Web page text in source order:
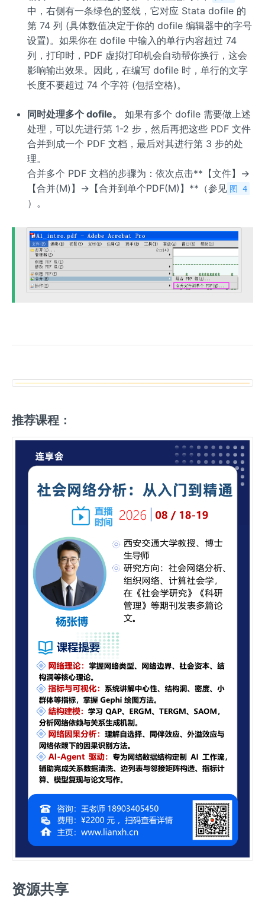
中，右侧有一条绿色的竖线，它对应 Stata dofile 的
第 74 列 (具体数值决定于你的 dofile 编辑器中的字号
设置)。如果你在 dofile 中输入的单行内容超过 74
列，打印时，PDF 虚拟打印机会自动帮你换行，这会
影响输出效果。因此，在编写 dofile 时，单行的文字
长度不要超过 74 个字符 (包括空格)。
同时处理多个 dofile。
如果有多个 dofile 需要做上述
处理，可以先进行第 1-2 步，然后再把这些 PDF 文件
合并到成一个 PDF 文档，最后对其进行第 3 步的处
理。
合并多个 PDF 文档的步骤为：依次点击**【文件】→
【合并(M)】→【合并到单个PDF(M)】**（参见 图 4
）。
推荐课程：
资源共享